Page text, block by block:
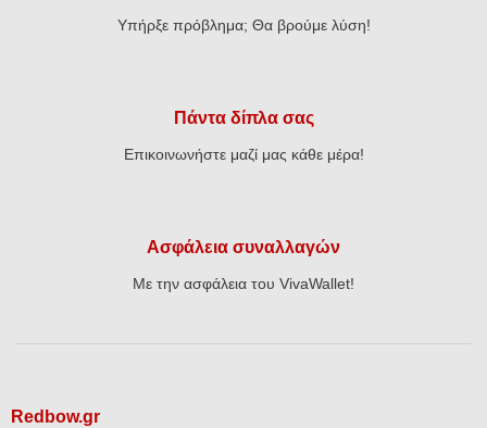
Υπήρξε πρόβλημα; Θα βρούμε λύση!
Πάντα δίπλα σας
Επικοινωνήστε μαζί μας κάθε μέρα!
Ασφάλεια συναλλαγών
Με την ασφάλεια του VivaWallet!
Redbow.gr